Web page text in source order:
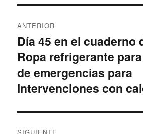
de
entradas
ANTERIOR
Entrada
anterior:
Día 45 en el cuaderno
Ropa refrigerante
de emergencias para
intervenciones con
SIGUIENTE